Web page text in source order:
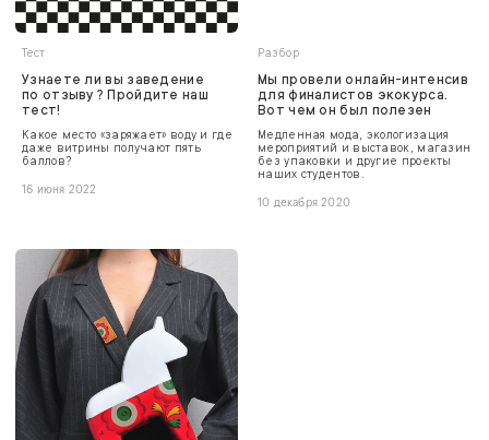
Тест
Узнаете ли вы заведение
по отзыву? Пройдите наш
тест!
Какое место «заряжает» воду и где
даже витрины получают пять
баллов?
16 июня 2022
Разбор
Мы провели онлайн-интенсив
для финалистов экокурса.
Вот чем он был полезен
Медленная мода, экологизация
мероприятий и выставок, магазин
без упаковки и другие проекты
наших студентов.
10 декабря 2020